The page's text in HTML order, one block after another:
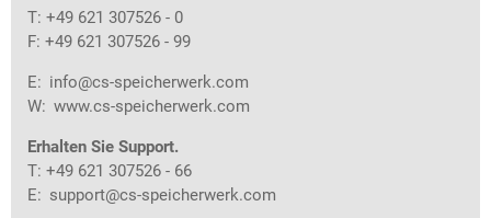
T: +49 621 307526 - 0
F: +49 621 307526 - 99
E: info@cs-speicherwerk.com
W: www.cs-speicherwerk.com
Erhalten Sie Support.
T: +49 621 307526 - 66
E: support@cs-speicherwerk.com